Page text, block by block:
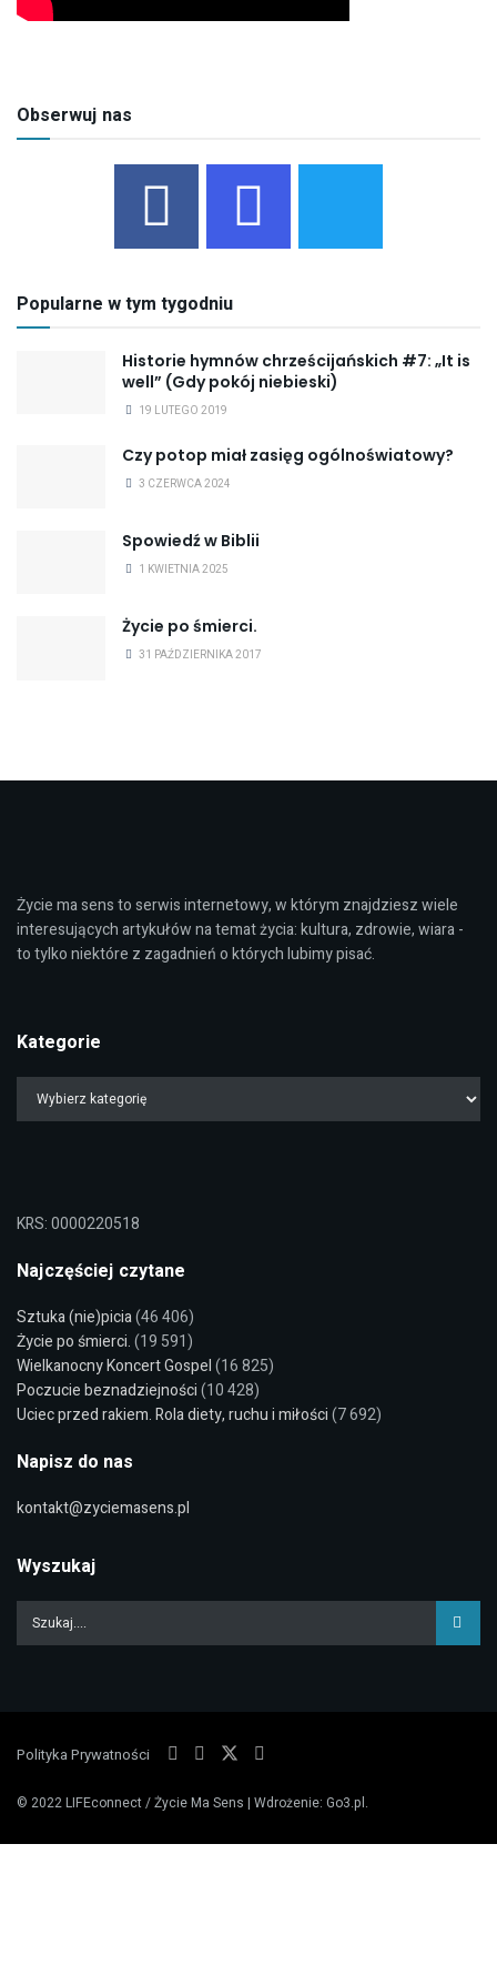
Obserwuj nas
Popularne w tym tygodniu
Historie hymnów chrześcijańskich #7: „It is
well” (Gdy pokój niebieski)
19 LUTEGO 2019
Czy potop miał zasięg ogólnoświatowy?
3 CZERWCA 2024
Spowiedź w Biblii
1 KWIETNIA 2025
Życie po śmierci.
31 PAŹDZIERNIKA 2017
Życie ma sens to serwis internetowy, w którym znajdziesz wiele
interesujących artykułów na temat życia: kultura, zdrowie, wiara -
to tylko niektóre z zagadnień o których lubimy pisać.
Kategorie
KRS: 0000220518
Najczęściej czytane
Sztuka (nie)picia(46 406)
Życie po śmierci.(19 591)
Wielkanocny Koncert Gospel(16 825)
Poczucie beznadziejności(10 428)
Uciec przed rakiem. Rola diety, ruchu i miłości(7 692)
Napisz do nas
kontakt@zyciemasens.pl
Wyszukaj
Polityka Prywatności
© 2022LIFEconnect / Życie Ma Sens | Wdrożenie: Go3.pl.